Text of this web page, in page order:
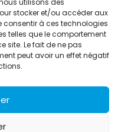
utilisons des
stocker et/ou accéder aux
consentir à ces technologies
telles que le comportement
site. Le fait de ne pas
peut avoir un effet négatif
de relations presse et de
Depuis 1995, elle conçoit et
et à l’international
partenaires.